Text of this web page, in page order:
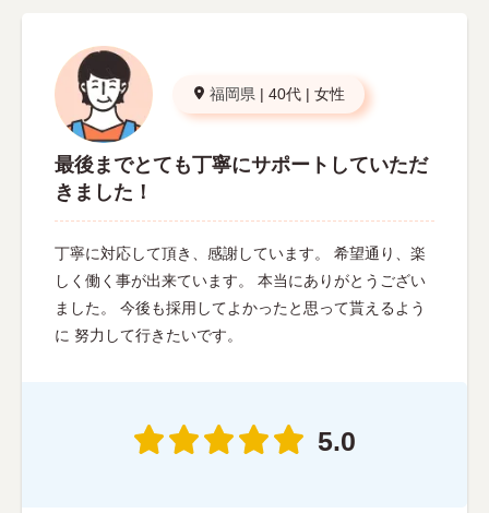
福岡県 | 40代 | 女性
最後までとても丁寧にサポートしていただ
きました！
丁寧に対応して頂き、感謝しています。 希望通り、楽
しく働く事が出来ています。 本当にありがとうござい
ました。 今後も採用してよかったと思って貰えるよう
に 努力して行きたいです。
5.0